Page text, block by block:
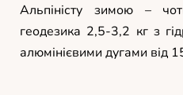
Альпіністу зимою –
геодезика 2,5-3,2 кг з
алюмінієвими дугами від